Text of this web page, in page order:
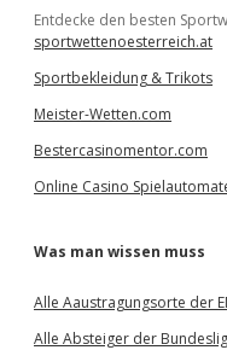
Entdecke den besten
sportwettenoesterreich.at
Sportbekleidung & Trikots
Meister-Wetten.com
Bestercasinomentor.com
Online Casino
Was man wissen muss
Alle Aaustragungsorte der
Alle Absteiger der